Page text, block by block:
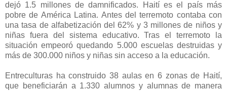
dejó 1.5 millones de damnificados. Haití es el país más
pobre de América Latina. Antes del terremoto contaba con
una tasa de alfabetización del 62% y 3 millones de niños y
niñas fuera del sistema educativo. Tras el terremoto la
situación empeoró quedando 5.000 escuelas destruidas y
más de 300.000 niños y niñas sin acceso a la educación.
Entreculturas ha construido 38 aulas en 6 zonas de Haití,
que beneficiarán a 1.330 alumnos y alumnas de manera